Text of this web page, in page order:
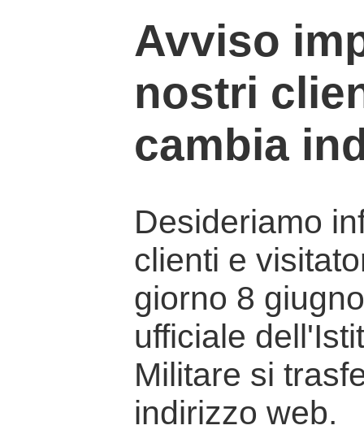
Avviso
nostri
cambia
Desideriamo
clienti e
giorno 8
ufficiale
Militare si
indirizzo web.